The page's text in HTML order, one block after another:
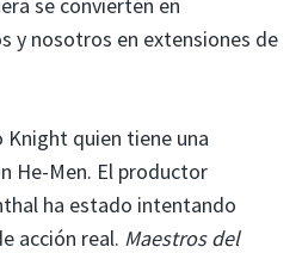
y nosotros en extensiones de
Knight quien tiene una
He-Men. El productor
ha estado intentando
acción real. Maestros del